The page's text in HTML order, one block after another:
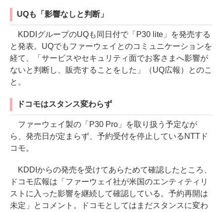
UQも「影響なしと判断」
KDDIグループのUQも同日付で「P30 lite」を発売する
と発表。UQでもファーウェイとのコミュニケーションを
経て、「サービスやセキュリティ面でお客さまへ影響が
ないと判断し、販売することをした」（UQ広報）とのこ
と。
ドコモはスタンス変わらず
ファーウェイ製の「P30 Pro」を取り扱う予定なが
ら、発売日が定まらず、予約受付を停止しているNTTド
コモ。
KDDIからの発売を受けてあらためて確認したところ、
ドコモ広報は「ファーウェイ社が米国のエンティティリ
ストに入った影響を継続して確認している。予約再開は
未定」とコメント。ドコモとしてはまだスタンスに変わ